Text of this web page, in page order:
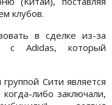
клубов.
в сделке из-за
с Adidas, который
Сити является
либо заключали,